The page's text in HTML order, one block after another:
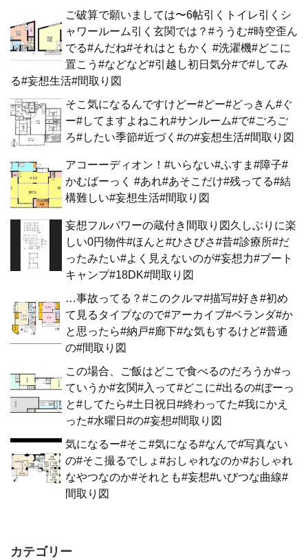
ご破算で願いましては〜6帖引くトイレ引くシ
ャワールーム引く玄関では？#ううむ#時空歪ん
でる#んだね#それはともかく #洗濯機#どこに
置こう#などなど#引越し初日気分#で#してみ
る#妄想生活#間取り図
そこ気になるんですけどー#どー#どっきん#ぐ
ー#してますよねこれ#サンルーム#で#ごろご
ろ#したい季節#近づく#の#妄想生活#間取り図
アコーーディオン！#いらない#ふすま#障子#
かむばーっく #あれ#あそこだけ#残ってる#結
構難しい#妄想生活#間取り図
妄想フルパワーの蔵付き間取り図久しぶりに楽
しい0円物件#ほんと#ひさびさ#昔#診療所#だ
ったみたい#よく見えないのが#妄想力#ブート
キャンプ#18DK#間取り図
…事故ってる？#このクルマ#描写#好き#初め
て見るタイプなので#アーカイブ#ベランダ#か
と思ったら#納戸#廊下#な気もするけど#普通
の#間取り図
この場合、ご飯はどこで食べるのだろうか#っ
ていうか#玄関#入って#どこに#出るの#ぼーっ
と#してたら#土日祝日#終わってた#我にかえ
った#水曜日#の#妄想#間取り図
気になるー#そこ#気になる#なんで#写真ない
の#そこ撮るでしょ#おしゃれなのか#おしゃれ
なやつなのか#それとも#妄想#いびつな曲線#
間取り図
カテゴリー